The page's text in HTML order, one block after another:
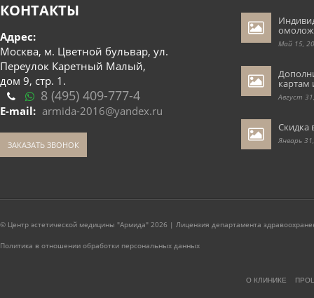
КОНТАКТЫ
Адрес:
Москва, м. Цветной бульвар, ул.
Переулок Каретный Малый,
дом 9, стр. 1.
8 (495) 409-777-4
E-mail: armida-2016@yandex.ru
ЗАКАЗАТЬ ЗВОНОК
Май 15,
картам
Август
Скидка
Январь
© Центр эстетической медицины "Армида" 2026 | Лицензия департамента
Политика в отношении обработки персональных данных
О КЛИНИКЕ